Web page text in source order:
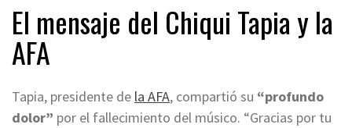
El mensaje del Chiqui Tapia y la
AFA
Tapia, presidente de la AFA, compartió su “profundo
dolor” por el fallecimiento del músico. “Gracias por tu